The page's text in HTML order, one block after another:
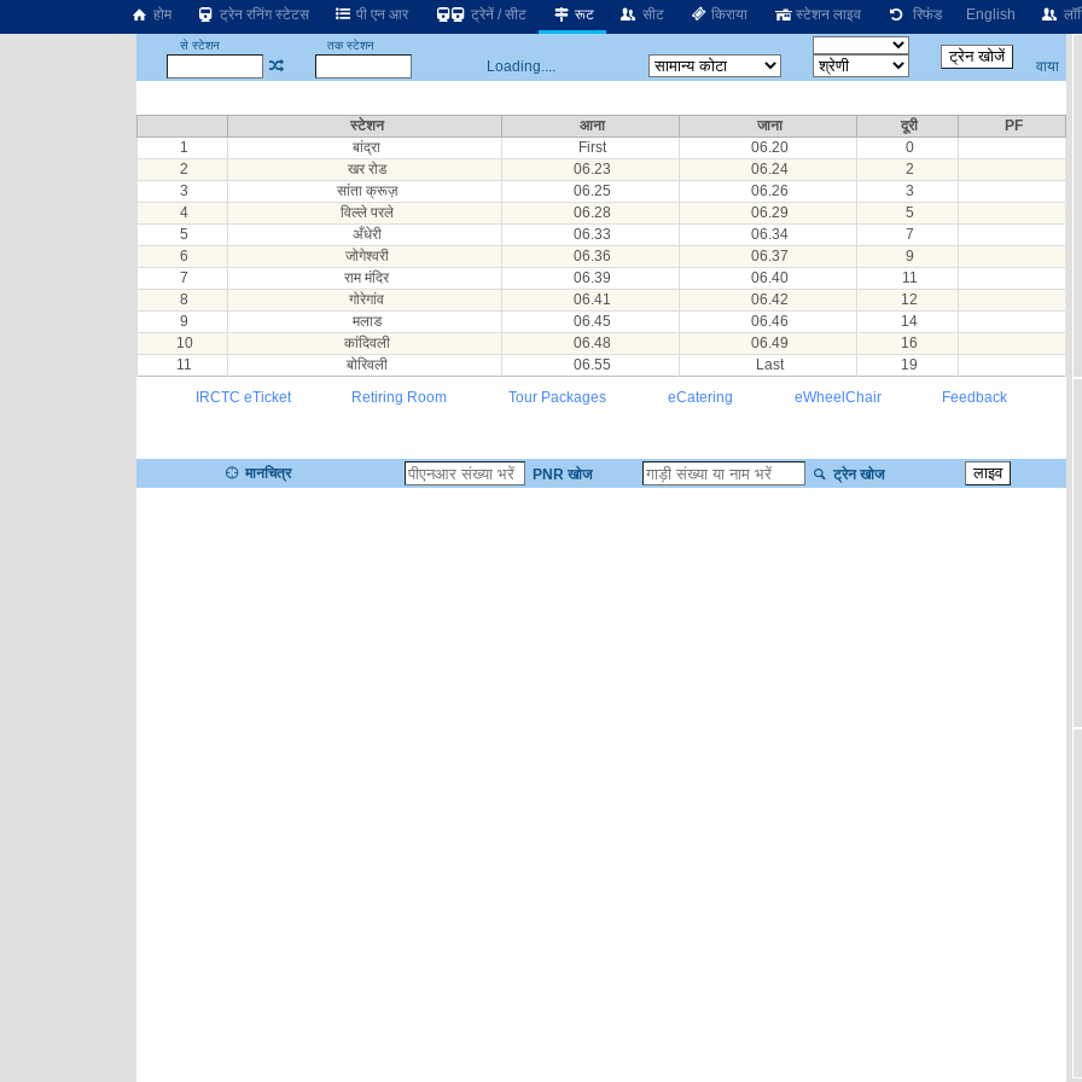
होम ट्रेन रनिंग स्टेटस पी एन आर ट्रेनें / सीट रूट सीट किराया स्टेशन लाइव रिफंड English
से स्टेशन तक स्टेशन
Loading.... वाया
स्टेशन आना जाना दूरी
PF
1
बांद्रा First 06.20
0
2
खर रोड 06.23 06.24
2
3
सांता क्रूज़ 06.25 06.26
3
4
विल्ले परले 06.28 06.29
5
5
अँधेरी 06.33 06.34
7
6
जोगेश्वरी 06.36 06.37
9
7
राम मंदिर 06.39 06.40
11
8
गोरेगांव 06.41 06.42
12
9
मलाड 06.45 06.46
14
10
कांदिवली 06.48 06.49
16
11
बोरिवली 06.55 Last
19
IRCTC eTicket
Retiring Room Tour Packages eCatering eWheelChair Feedback
मानचित्र PNR खोज ट्रेन खोज